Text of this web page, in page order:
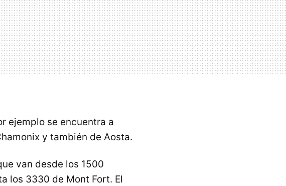
ejemplo se encuentra a
y también de Aosta.
van desde los 1500
los 3330 de Mont Fort. El